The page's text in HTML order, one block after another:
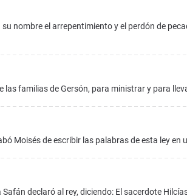
su nombre el arrepentimiento y el perdón de
las familias de Gersón, para ministrar y para
Moisés de escribir las palabras de esta ley en
declaró al rey, diciendo: El sacerdote